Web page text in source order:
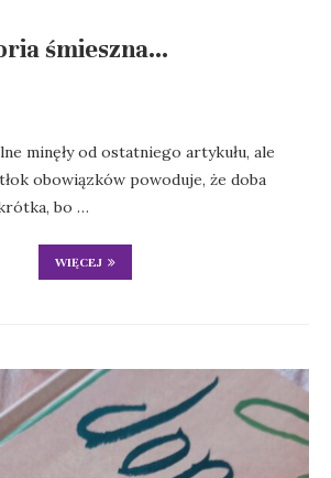
śmieszna…
minęły od ostatniego artykułu, ale
obowiązków powoduje, że doba
bo …
WIĘCEJ